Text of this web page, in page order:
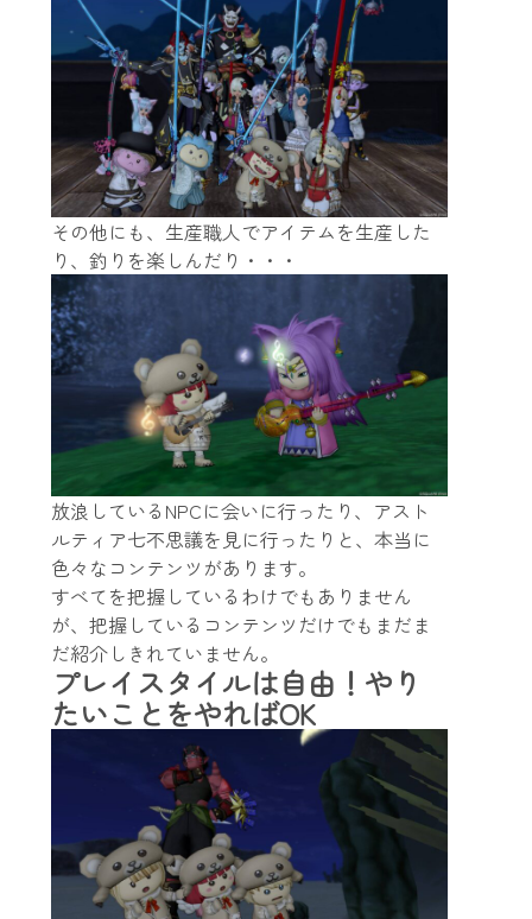
その他にも、生産職人でアイテムを生産した
り、釣りを楽しんだり・・・
放浪しているNPCに会いに行ったり、アスト
ルティア七不思議を見に行ったりと、本当に
色々なコンテンツがあります。
すべてを把握しているわけでもありません
が、把握しているコンテンツだけでもまだま
だ紹介しきれていません。
プレイスタイルは自由！やり
たいことをやればOK